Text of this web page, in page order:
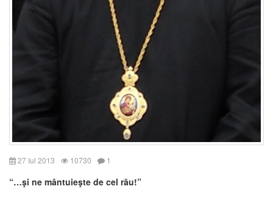
27 Iul 2013 10730 1
“…şi ne mântuieşte de cel rău!”